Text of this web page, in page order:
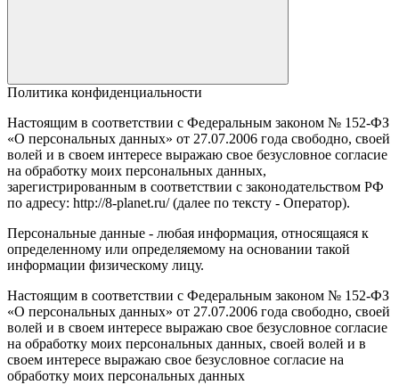
Политика конфиденциальности
Настоящим в соответствии с Федеральным законом № 152-ФЗ
«О персональных данных» от 27.07.2006 года свободно, своей
волей и в своем интересе выражаю свое безусловное согласие
на обработку моих персональных данных,
зарегистрированным в соответствии с законодательством РФ
по адресу: http://8-planet.ru/ (далее по тексту - Оператор).
Персональные данные - любая информация, относящаяся к
определенному или определяемому на основании такой
информации физическому лицу.
Настоящим в соответствии с Федеральным законом № 152-ФЗ
«О персональных данных» от 27.07.2006 года свободно, своей
волей и в своем интересе выражаю свое безусловное согласие
на обработку моих персональных данных, своей волей и в
своем интересе выражаю свое безусловное согласие на
обработку моих персональных данных